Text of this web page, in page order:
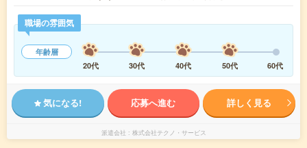
職場の雰囲気
年齢層
20代
30代 40代 50代 60代
気になる! 応募へ進む 詳しく見る
派遣会社 株式会社テクノ・サービス